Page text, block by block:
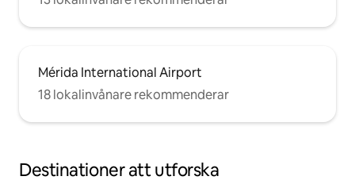
Mérida International Airport
18 lokalinvånare rekommenderar
Destinationer att utforska